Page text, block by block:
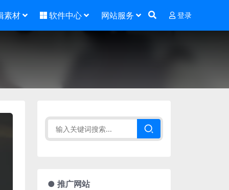
素材 软件中心 网站服务 登录
● 推广网站